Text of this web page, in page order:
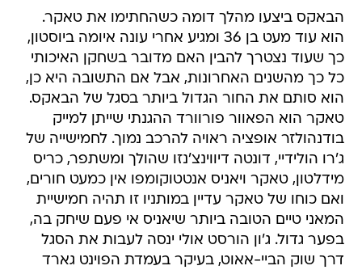
הבאקס ביצעו מהלך דומה כשהחתימו את טאקר.
הוא עוד מעט בן 36 ומגיע אחרי עונה איומה ביוסטון,
כך שעוד נצטרך להבין האם מדובר בשחקן האיכותי
כל כך מהשנים האחרונות, אבל אם התשובה היא כן,
הוא סותם את החור הגדול ביותר בסגל של הבאקס.
טאקר הוא הפאוור פורוורד ההגנתי שייתן למייק
בודנהולזר אופציה ראויה להרכב נמוך. לחמישייה של
ג'רו הולידיי, דונטה דיווינצ'נזו שהולך ומשתפר, כריס
מידלטון, טאקר ויאניס אנטטוקומפו אין כמעט חורים,
ואם כוחו של טאקר עדיין במותניו זו תהיה חמישיית
המאני טיים הטובה ביותר שיאניס אי פעם שיחק בה,
בפער גדול. ג'ון הורסט אולי ינסה לעבות את הסגל
דרך שוק הביי-אאוט, בעיקר בעמדת הפוינט גארד